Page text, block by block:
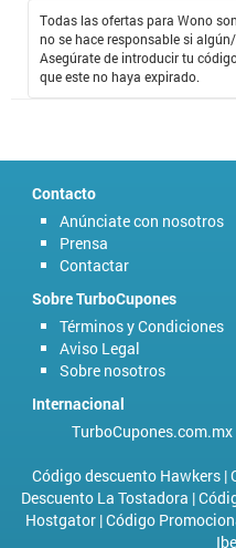
Todas las ofertas para Wono
no se hace responsable si
Asegúrate de introducir tu
que este no haya expirado.
Contacto
Anúnciate con nosotros
Prensa
Contactar
Sobre TurboCupones
Términos y Condiciones
Aviso Legal
Sobre nosotros
Internacional
TurboCupones.com.mx
Código descuento Hawkers|
Descuento La Tostadora |
Hostgator |Código